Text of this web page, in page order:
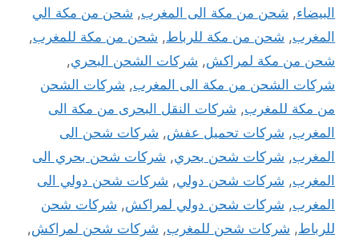
البيضاء, شحن من مكة الى المغرب, شحن من مكة الي
المغرب, شحن من مكة للرباط, شحن من مكة للمغرب,
شحن من مكة لمراكش, شركات الشحن البحري,
شركات الشحن من مكة الى المغرب, شركات الشحن
من مكة للمغرب, شركات النقل البحرى من مكة الى
المغرب, شركات تحميل عفش, شركات شحن الى
المغرب, شركات شحن بحري, شركات شحن بحري الى
المغرب, شركات شحن دولي, شركات شحن دولي الى
المغرب, شركات شحن دولي لمراكش, شركات شحن
للرباط, شركات شحن للمغرب, شركات شحن لمراكش,